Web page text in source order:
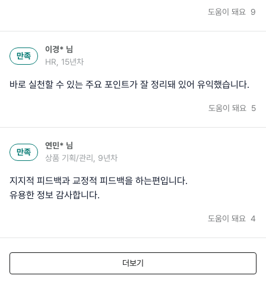
도움이 돼요 9
만족
이경* 님
HR, 15년차
바로 실천할 수 있는 주요 포인트가 잘 정리돼 있어 유익했습니다.
도움이 돼요 5
만족
연민* 님
상품 기획/관리, 9년차
지지적 피드백과 교정적 피드백을 하는편입니다.
유용한 정보 감사합니다.
도움이 돼요 4
더보기